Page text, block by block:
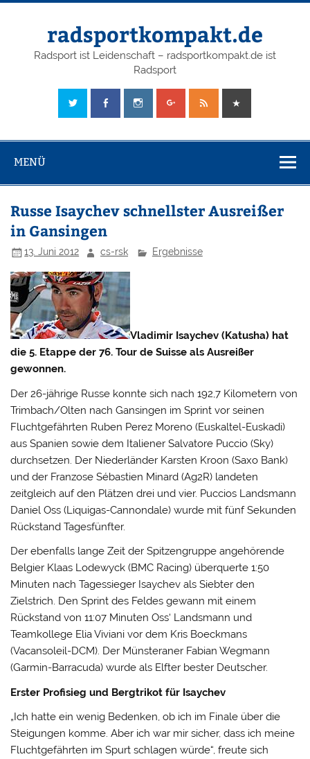
radsportkompakt.de
Radsport ist Leidenschaft – radsportkompakt.de ist
Radsport
MENÜ
Russe Isaychev schnellster Ausreißer
in Gansingen
13. Juni 2012 cs-rsk Ergebnisse
Vladimir Isaychev (Katusha) hat
die 5. Etappe der 76. Tour de Suisse als Ausreißer
gewonnen.
Der 26-jährige Russe konnte sich nach 192,7 Kilometern von
Trimbach/Olten nach Gansingen im Sprint vor seinen
Fluchtgefährten Ruben Perez Moreno (Euskaltel-Euskadi)
aus Spanien sowie dem Italiener Salvatore Puccio (Sky)
durchsetzen. Der Niederländer Karsten Kroon (Saxo Bank)
und der Franzose Sébastien Minard (Ag2R) landeten
zeitgleich auf den Plätzen drei und vier. Puccios Landsmann
Daniel Oss (Liquigas-Cannondale) wurde mit fünf Sekunden
Rückstand Tagesfünfter.
Der ebenfalls lange Zeit der Spitzengruppe angehörende
Belgier Klaas Lodewyck (BMC Racing) überquerte 1:50
Minuten nach Tagessieger Isaychev als Siebter den
Zielstrich. Den Sprint des Feldes gewann mit einem
Rückstand von 11:07 Minuten Oss‘ Landsmann und
Teamkollege Elia Viviani vor dem Kris Boeckmans
(Vacansoleil-DCM). Der Münsteraner Fabian Wegmann
(Garmin-Barracuda) wurde als Elfter bester Deutscher.
Erster Profisieg und Bergtrikot für Isaychev
„Ich hatte ein wenig Bedenken, ob ich im Finale über die
Steigungen komme. Aber ich war mir sicher, dass ich meine
Fluchtgefährten im Spurt schlagen würde“, freute sich